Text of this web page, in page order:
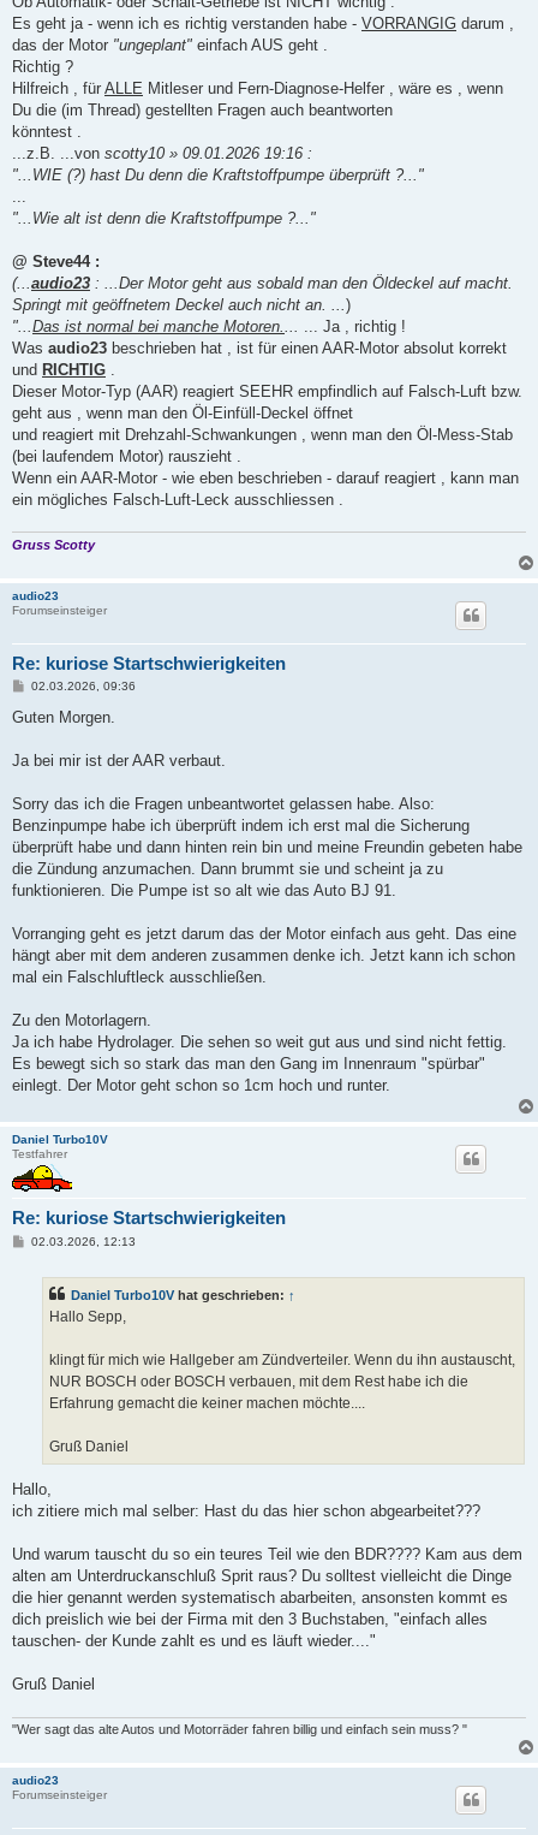
Es geht ja - wenn ich es richtig verstanden habe - VORRANGIG darum ,
das der Motor "ungeplant" einfach AUS geht .
Richtig ?
Hilfreich , für ALLE Mitleser und Fern-Diagnose-Helfer , wäre es , wenn
Du die (im Thread) gestellten Fragen auch beantworten
könntest .
...z.B. ...von scotty10 » 09.01.2026 19:16 :
"...WIE (?) hast Du denn die Kraftstoffpumpe überprüft ?..."
"...Wie alt ist denn die Kraftstoffpumpe ?..."
@ Steve44 :
(... audio23 : ...Der Motor geht aus sobald man den Öldeckel auf macht.
Springt mit geöffnetem Deckel auch nicht an. ... )
"... Das ist normal bei manche Motoren.
... Ja , richtig !
Was audio23 beschrieben hat , ist für einen AAR-Motor absolut korrekt
und RICHTIG
Dieser Motor-Typ (AAR) reagiert SEEHR empfindlich auf Falsch-Luft bzw.
geht aus , wenn man den Öl-Einfüll-Deckel öffnet
und reagiert mit Drehzahl-Schwankungen , wenn man den Öl-Mess-Stab
(bei laufendem Motor) rauszieht .
Wenn ein AAR-Motor - wie eben beschrieben - darauf reagiert , kann man
ein mögliches Falsch-Luft-Leck ausschliessen .
Gruss Scotty
audio23
Forumseinsteiger
Re: kuriose Startschwierigkeiten
B
i
a
02.03.2026, 09:36
Guten Morgen.
Ja bei mir ist der AAR verbaut.
Sorry das ich die Fragen unbeantwortet gelassen habe. Also:
Benzinpumpe habe ich überprüft indem ich erst mal die Sicherung
überprüft habe und dann hinten rein bin und meine Freundin gebeten habe
die Zündung anzumachen. Dann brummt sie und scheint ja zu
funktionieren. Die Pumpe ist so alt wie das Auto BJ 91.
Vorranging geht es jetzt darum das der Motor einfach aus geht. Das eine
hängt aber mit dem anderen zusammen denke ich. Jetzt kann ich schon
mal ein Falschluftleck ausschließen.
Zu den Motorlagern.
Ja ich habe Hydrolager. Die sehen so weit gut aus und sind nicht fettig.
Es bewegt sich so stark das man den Gang im Innenraum "spürbar"
einlegt. Der Motor geht schon so 1cm hoch und runter.
Daniel Turbo10V
Testfahrer
Re: kuriose Startschwierigkeiten
B02.03.2026, 12:13
Daniel Turbo10V hat geschrieben: ↑
Hallo Sepp,
klingt für mich wie Hallgeber am Zündverteiler. Wenn du ihn austauscht,
NUR BOSCH oder BOSCH verbauen, mit dem Rest habe ich die
Erfahrung gemacht die keiner machen möchte....
Gruß Daniel
Hallo,
ich zitiere mich mal selber: Hast du das hier schon abgearbeitet???
Und warum tauscht du so ein teures Teil wie den BDR???? Kam aus dem
alten am Unterdruckanschluß Sprit raus? Du solltest vielleicht die Dinge
die hier genannt werden systematisch abarbeiten, ansonsten kommt es
dich preislich wie bei der Firma mit den 3 Buchstaben, "einfach alles
tauschen- der Kunde zahlt es und es läuft wieder...."
Gruß Daniel
"Wer sagt das alte Autos und Motorräder fahren billig und einfach sein muss? "
audio23
Forumseinsteiger